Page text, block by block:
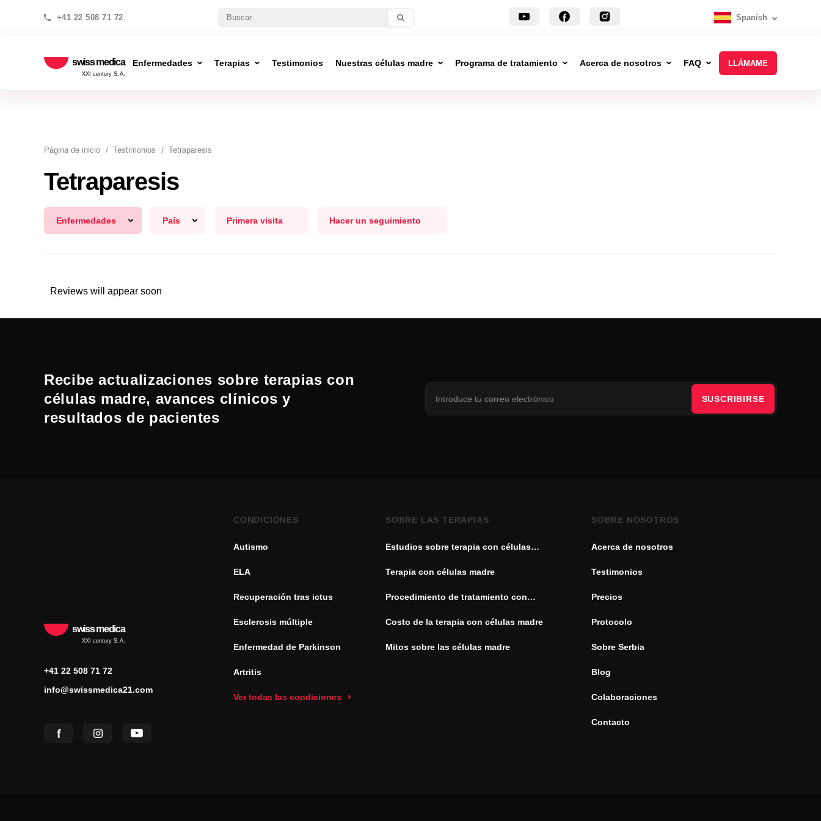
+41 22 508 71 72 Spanish
swiss medica
XXI century S.A.
Enfermedades Terapias Testimonios Nuestras células madre Programa de tratamiento Acerca de nosotros FAQ LLÁMAME
Página de inicio Testimonios Tetraparesis
Tetraparesis
Enfermedades País Primera visita Hacer un seguimiento
Reviews will appear soon
Recibe actualizaciones sobre terapias con
células madre, avances clínicos y
resultados de pacientes
SUSCRIBIRSE
swiss medica
XXI century S.A.
+41 22 508 71 72
info@swissmedica21.com
CONDICIONES
Autismo
ELA
Recuperación tras ictus
Esclerosis múltiple
Enfermedad de Parkinson
Artritis
Ver todas las condiciones
SOBRE LAS TERAPIAS
Estudios sobre terapia con células
Terapia con células madre
Procedimiento de tratamiento con
Costo de la terapia con células madre
Mitos sobre las células madre
SOBRE NOSOTROS
Acerca de nosotros
Testimonios
Precios
Protocolo
Sobre Serbia
Blog
Colaboraciones
Contacto